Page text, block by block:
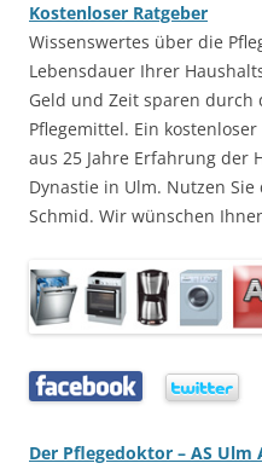
Kostenloser Ratgeber
Wissenswertes über die
Lebensdauer Ihrer
Geld und Zeit sparen durch
Pflegemittel. Ein
aus 25 Jahre Erfahrung der
Dynastie in Ulm. Nutzen
Schmid. Wir wünschen
Der Pflegedoktor – AS Ulm